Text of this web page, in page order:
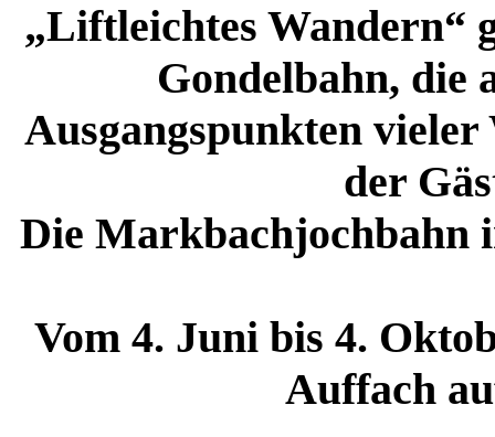
„Liftleichtes Wandern“
Gondelbahn, die
Ausgangspunkten
der
Die Markbachjochbahn
Vom 4. Juni bis 4.
Auffach